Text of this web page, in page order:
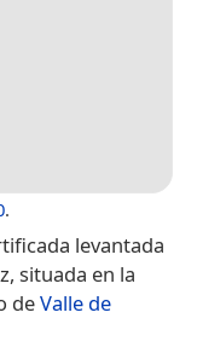
.
levantada
situada en la
deValle de